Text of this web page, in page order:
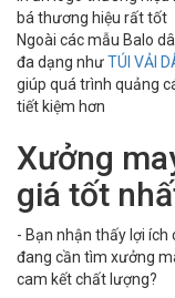
bá thương hiệu rất tốt
Ngoài các mẫu Balo
đa dạng nhưTÚI VẢI
giúp quá trình quảng
tiết kiệm hơn
Xưởng
giá tốt
- Bạn nhận thấy lợi
đang cần tìm xưởng
cam kết chất lượng?